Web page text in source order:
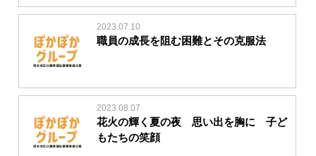
2023.07.10
職員の成長を阻む困難とその克服法
2023.08.07
花火の輝く夏の夜 思い出を胸に 子ど
もたちの笑顔